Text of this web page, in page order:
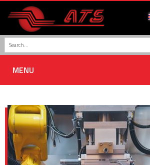
MENU
IN CONSEGNA – ISOLA ROBOTIZZATA